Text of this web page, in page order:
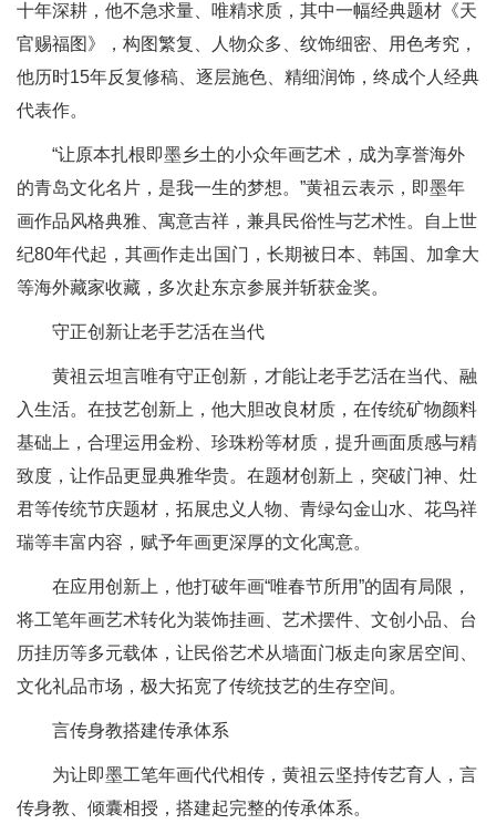
十年深耕，他不急求量、唯精求质，其中一幅经典题材《天
官赐福图》，构图繁复、人物众多、纹饰细密、用色考究，
他历时15年反复修稿、逐层施色、精细润饰，终成个人经典
代表作。
“让原本扎根即墨乡土的小众年画艺术，成为享誉海外
的青岛文化名片，是我一生的梦想。”黄祖云表示，即墨年
画作品风格典雅、寓意吉祥，兼具民俗性与艺术性。自上世
纪80年代起，其画作走出国门，长期被日本、韩国、加拿大
等海外藏家收藏，多次赴东京参展并斩获金奖。
守正创新让老手艺活在当代
黄祖云坦言唯有守正创新，才能让老手艺活在当代、融
入生活。在技艺创新上，他大胆改良材质，在传统矿物颜料
基础上，合理运用金粉、珍珠粉等材质，提升画面质感与精
致度，让作品更显典雅华贵。在题材创新上，突破门神、灶
君等传统节庆题材，拓展忠义人物、青绿勾金山水、花鸟祥
瑞等丰富内容，赋予年画更深厚的文化寓意。
在应用创新上，他打破年画“唯春节所用”的固有局限，
将工笔年画艺术转化为装饰挂画、艺术摆件、文创小品、台
历挂历等多元载体，让民俗艺术从墙面门板走向家居空间、
文化礼品市场，极大拓宽了传统技艺的生存空间。
言传身教搭建传承体系
为让即墨工笔年画代代相传，黄祖云坚持传艺育人，言
传身教、倾囊相授，搭建起完整的传承体系。